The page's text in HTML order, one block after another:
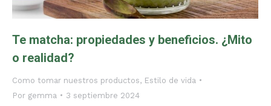
Te matcha: propiedades y beneficios. ¿Mito
o realidad?
Como tomar nuestros productos, Estilo de vida
Por gemma 3 septiembre 2024